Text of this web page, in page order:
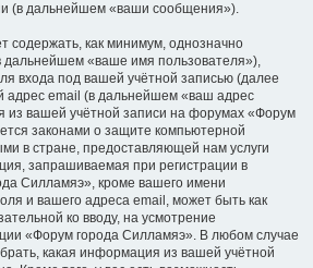
(в дальнейшем «ваши сообщения»).
содержать, как минимум, однозначно
«ваше имя пользователя»),
входа под вашей учётной записью (далее
адрес email (в дальнейшем «ваш адрес
вашей учётной записи на форумах «Форум
законами о защите компьютерной
в стране, предоставляющей нам услуги
запрашиваемая при регистрации в
Силламяэ», кроме вашего имени
и вашего адреса email, может быть как
ко вводу, на усмотрение
«Форум города Силламяэ». В любом случае
какая информация из вашей учётной